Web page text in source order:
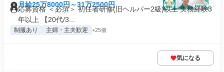
月給25万8000円～31万2500円
応募資格 ＜必須＞ 初任者研修(旧ヘルパー2級)以上 実務経験3
年以上 【20代/3...
制服あり 主婦・主夫歓迎 +25個
気になる